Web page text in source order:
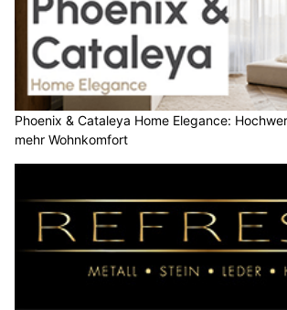
Phoenix & Cataleya Home Elegance:
mehr Wohnkomfort